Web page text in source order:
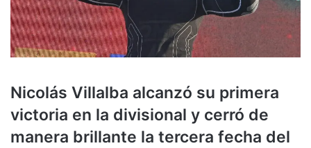
Nicolás Villalba alcanzó su primera
victoria en la divisional y cerró de
manera brillante la tercera fecha del